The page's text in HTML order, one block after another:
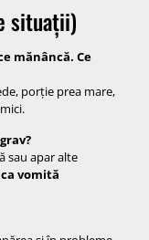
situații)
mănâncă. Ce
porție prea mare,
sau apar alte
vomită